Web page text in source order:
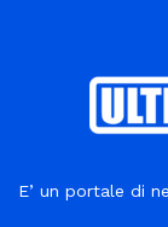
E’ un portale di